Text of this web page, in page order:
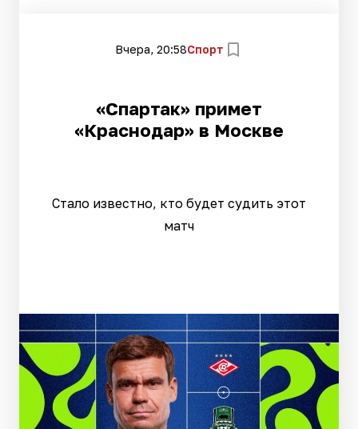
Вчера, 20:58Спорт
«Спартак» примет
«Краснодар» в Москве
Стало известно, кто будет судить этот
матч